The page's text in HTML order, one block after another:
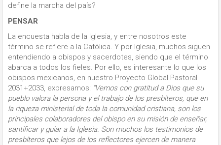
define la marcha del país?
PENSAR
La encuesta habla de la Iglesia, y entre nosotros este
término se refiere a la Católica. Y por Iglesia, muchos siguen
entendiendo a obispos y sacerdotes, siendo que el término
abarca a todos los fieles. Por ello, es interesante lo que los
obispos mexicanos, en nuestro Proyecto Global Pastoral
2031+2033, expresamos: “Vemos con gratitud a Dios que su
pueblo valora la persona y el trabajo de los presbíteros, que en
la riqueza ministerial de toda la comunidad cristiana, son los
principales colaboradores del obispo en su misión de enseñar,
santificar y guiar a la Iglesia. Son muchos los testimonios de
presbíteros que lejos de los reflectores ejercen de manera